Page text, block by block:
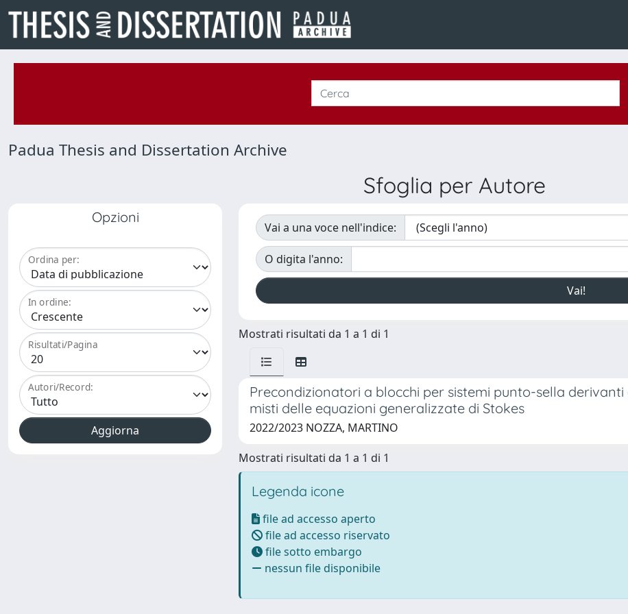
Padua Thesis and Dissertation Archive
Sfoglia per Autore
Opzioni
Ordina per:
In ordine:
Risultati/Pagina
Autori/Record:
Vai a una voce nell'indice:
O digita l'anno:
Mostrati risultati da 1 a 1 di 1
Precondizionatori a blocchi per sistemi punto-sella
misti delle equazioni generalizzate di Stokes
2022/2023 NOZZA, MARTINO
Mostrati risultati da 1 a 1 di 1
Legenda icone
file ad accesso aperto
file ad accesso riservato
file sotto embargo
nessun file disponibile